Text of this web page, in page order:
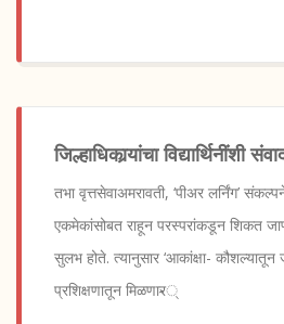
जिल्हाधिकार्‍यांचा विद्यार्थिनींशी
तभा वृत्तसेवाअमरावती, ‘पीअर लर्निंग’
एकमेकांसोबत राहून परस्परांकडून शिकत
सुलभ होते. त्यानुसार ‘आकांक्षा- कौशल्यातून
प्रशिक्षणातून मिळणार̴्